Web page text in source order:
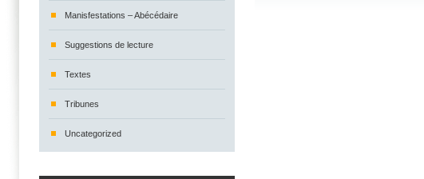
Manisfestations – Abécédaire
Suggestions de lecture
Textes
Tribunes
Uncategorized